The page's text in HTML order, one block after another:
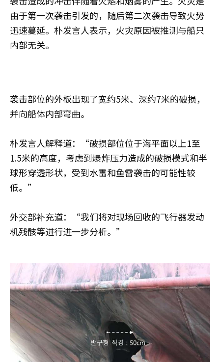
由于第一次袭击引发的，随后第二次袭击导致火势
迅速蔓延。朴发言人表示，火灾原因被推测与船只
内部无关。
袭击部位的外板出现了宽约5米、深约7米的破损，
并向船体内部弯曲。
朴发言人解释道：“破损部位位于海平面以上1至
1.5米的高度，考虑到爆炸压力造成的破损模式和半
球形穿透形状，受到水雷和鱼雷袭击的可能性较
低。”
外交部补充道：“我们将对现场回收的飞行器发动
机残骸等进行进一步分析。”